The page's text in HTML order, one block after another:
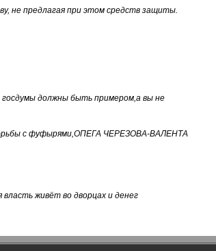
не предлагая при этом средств защиты.
госдумы должны быть примером,а вы не
с фуфырями,ОПЕГА ЧЕРЕЗОВА-ВАЛЕНТА
живёт во дворцах и денег